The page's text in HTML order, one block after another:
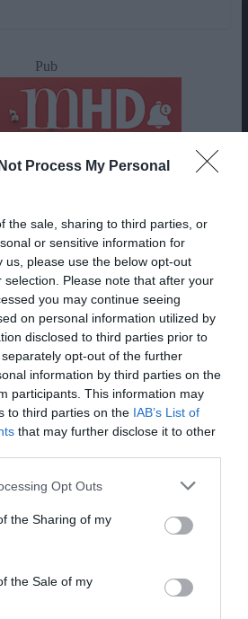
Process My Personal
the sale, sharing to third parties, or
or sensitive information for
us, please use the below opt-out
Please note that after your
you may continue seeing
on personal information utilized by
disclosed to third parties prior to
opt-out of the further
information by third parties on the
participants. This information may
to third parties on the IAB’s List of
that may further disclose it to other
Opt Outs
the Sharing of my
the Sale of my
Pub
incentivados a
comprado com dinheiro